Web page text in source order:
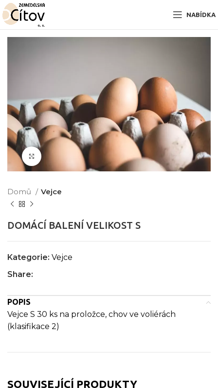
NABÍDKA
Zobrazit pro zvětšení
Domů Vejce
DOMÁCÍ BALENÍ VELIKOST S
Kategorie: Vejce
Share:
POPIS
Vejce S 30 ks na proložce, chov ve voliérách
(klasifikace 2)
SOUVISEJÍCÍ PRODUKTY